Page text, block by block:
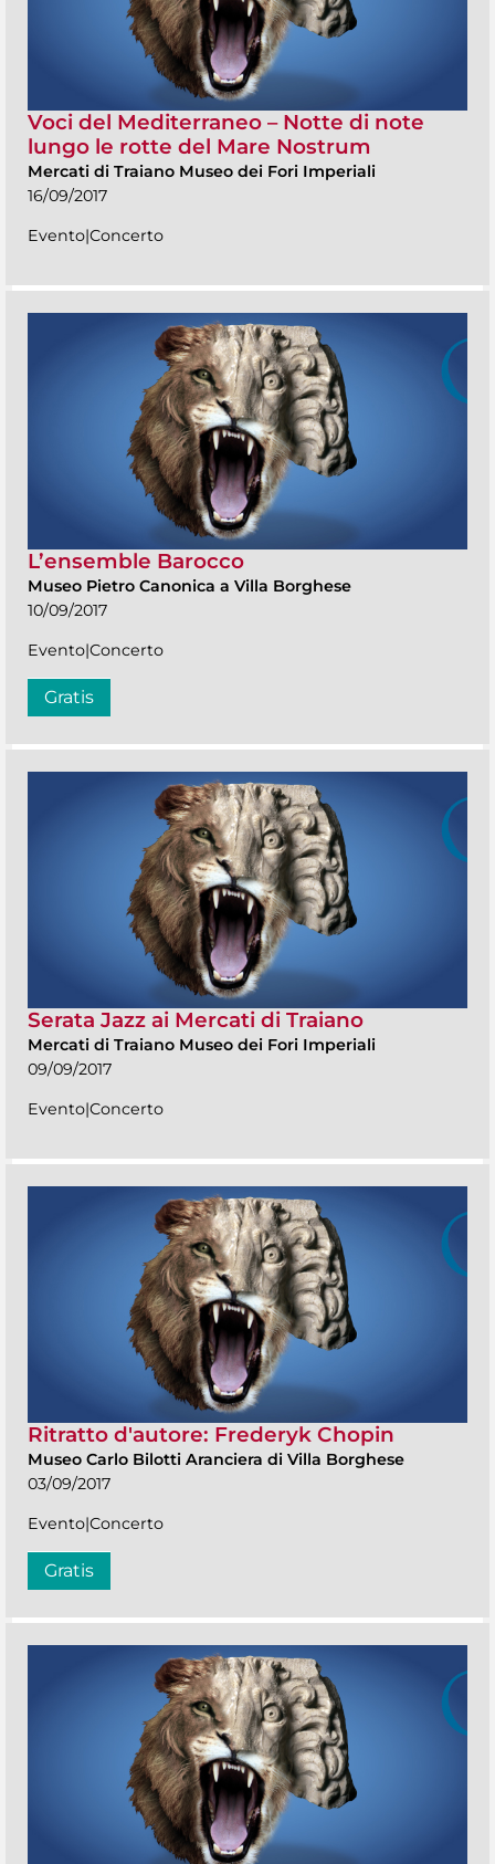
Voci del Mediterraneo – Notte di note
lungo le rotte del Mare Nostrum
Mercati di Traiano Museo dei Fori Imperiali
16/09/2017
Evento|Concerto
L’ensemble Barocco
Museo Pietro Canonica a Villa Borghese
10/09/2017
Evento|Concerto
Gratis
Serata Jazz ai Mercati di Traiano
Mercati di Traiano Museo dei Fori Imperiali
09/09/2017
Evento|Concerto
Ritratto d'autore: Frederyk Chopin
Museo Carlo Bilotti Aranciera di Villa Borghese
03/09/2017
Evento|Concerto
Gratis